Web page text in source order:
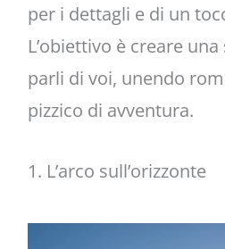
per i dettagli e di un
L’obiettivo è creare
parli di voi, unendo
pizzico di avventura.
1. L’arco sull’orizzonte